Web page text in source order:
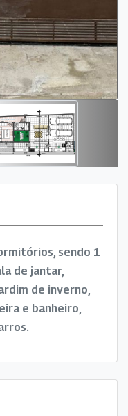
sendo 1
de jantar,
de inverno,
e banheiro,